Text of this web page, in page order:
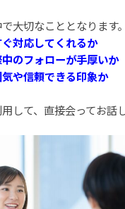
大切なこととなります。
対応してくれるか
のフォローが手厚いか
や信頼できる印象か
して、直接会ってお話